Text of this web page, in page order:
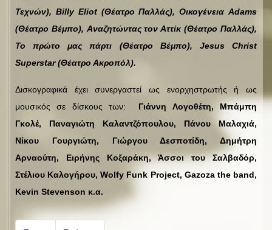
Τεχνών), Billy Eliot (Θέατρο Παλλάς), Οικογένεια Adams
(Θέατρο Βέμπο), Αναζητώντας τον Αττίκ (Θέατρο Παλλάς),
Το πρώτο μας πάρτι (Θέατρο Βέμπο), Jesus Christ
Superstar (Θέατρο Ακροπόλ).
Δισκογραφικά έχει συνεργαστεί ως ενορχηστρωτής ή ως
μουσικός σε δίσκους των: Γιάννη Λογοθέτη, Μπάμπη
Γκολέ, Παναγιώτη Καλαντζόπουλου, Πάνου Μαλαχιά,
Νίκου Γουργιώτη, Γιώργου Δεσποτίδη, Δημήτρη
Αρναούτη, Ειρήνης Κοξαράκη, Άσσοι του Σαλβαδόρ,
Στέλιου Καλογήρου, Wolfy Funk Project, Gazoza the band,
Kevin Stevenson κ.α.